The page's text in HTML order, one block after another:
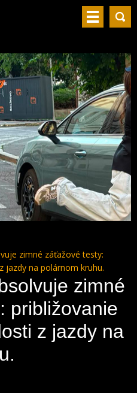
zimné záťažové testy:
jazdy na polárnom kruhu.
zimné
približovanie
z jazdy na